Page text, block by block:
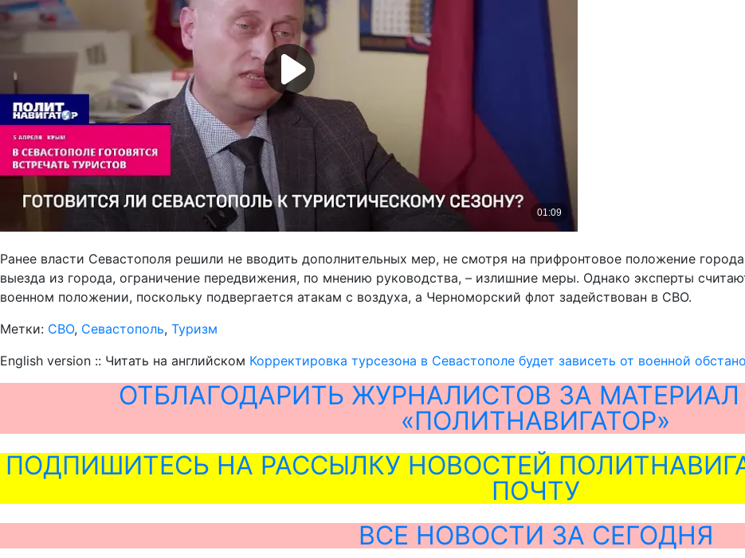
Ранее власти Севастополя решили не вводить дополнительных мер, не смотря на прифронтовое положение
выезда из города, ограничение передвижения, по мнению руководства, – излишние меры. Однако эксперты
военном положении, поскольку подвергается атакам с воздуха, а Черноморский флот задействован в СВО.
Метки: СВО, Севастополь, Туризм
English version :: Читать на английском Корректировка турсезона в Севастополе будет зависеть от военной
ОТБЛАГОДАРИТЬ ЖУРНАЛИСТОВ ЗА
«ПОЛИТНАВИГАТОР»
ПОДПИШИТЕСЬ НА РАССЫЛКУ НОВОСТЕЙ
ПОЧТУ
ВСЕ НОВОСТИ ЗА СЕГОДНЯ